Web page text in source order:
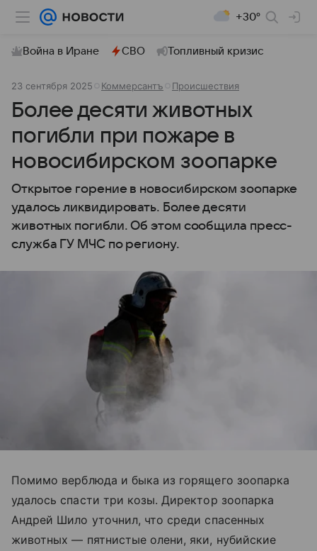
+30°
Война в Иране СВО Топливный кризис
23 сентября 2025 Коммерсантъ Происшествия
Более десяти животных
погибли при пожаре в
новосибирском зоопарке
Открытое горение в новосибирском зоопарке
удалось ликвидировать. Более десяти
животных погибли. Об этом сообщила пресс-
служба ГУ МЧС по региону.
Помимо верблюда и быка из горящего зоопарка
удалось спасти три козы. Директор зоопарка
Андрей Шило уточнил, что среди спасенных
животных — пятнистые олени, яки, нубийские